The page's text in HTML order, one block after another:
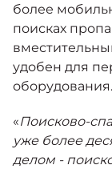
более
поисках
удобен для
оборудования.
«Поисково-
уже более
делом -